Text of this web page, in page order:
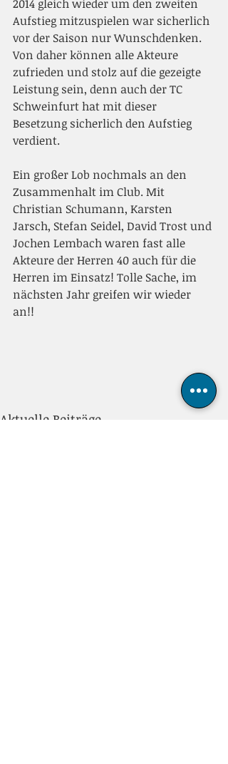
2014 gleich wieder um den zweiten
Aufstieg mitzuspielen war sicherlich
vor der Saison nur Wunschdenken.
Von daher können alle Akteure
zufrieden und stolz auf die gezeigte
Leistung sein, denn auch der TC
Schweinfurt hat mit dieser
Besetzung sicherlich den Aufstieg
verdient.
Ein großer Lob nochmals an den
Zusammenhalt im Club. Mit
Christian Schumann, Karsten
Jarsch, Stefan Seidel, David Trost und
Jochen Lembach waren fast alle
Akteure der Herren 40 auch für die
Herren im Einsatz! Tolle Sache, im
nächsten Jahr greifen wir wieder
an!!
Aktuelle Beiträge